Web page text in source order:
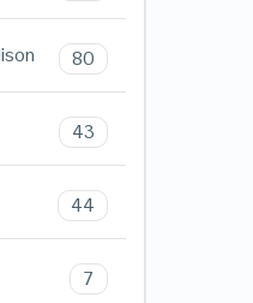
80
43
44
7